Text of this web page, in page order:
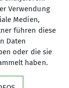
Absenden
Verwendung
Medien,
führen diese
Daten
oder die sie
haben.